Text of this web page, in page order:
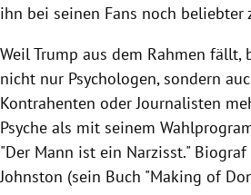
ihn bei seinen Fans noch beliebter
WeilTrump aus dem Rahmen fällt,
nicht nur Psychologen, sondern
Kontrahenten oder Journalisten
Psyche als mit seinem
"Der Mann ist ein Narzisst." Biograf
Johnston (sein Buch "Making of